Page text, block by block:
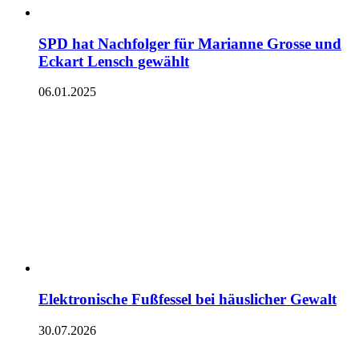
SPD hat Nachfolger für Marianne Grosse und
Eckart Lensch gewählt
06.01.2025
Elektronische Fußfessel bei häuslicher Gewalt
30.07.2026